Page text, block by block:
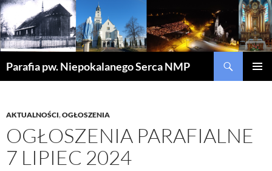
Parafia pw. Niepokalanego Serca NMP
AKTUALNOŚCI,OGŁOSZENIA
OGŁOSZENIA PARAFIALNE
7 LIPIEC 2024